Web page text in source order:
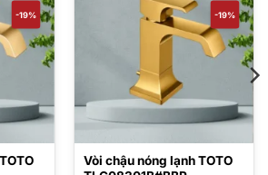
-19% -19%
Vòi chậu nóng lạnh TOTO